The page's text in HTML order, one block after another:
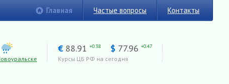
Главная Частые вопросы Контакты
€ 88.91 +0.38 $ 77.96 +0.47
Курсы ЦБ РФ на сегодня